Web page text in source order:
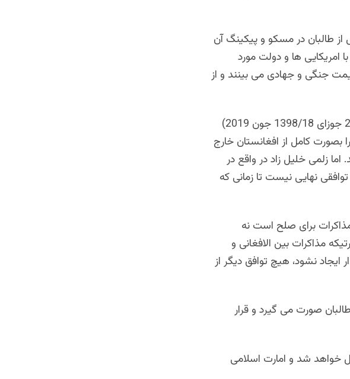
از طالبان در مسکو و پیکینگ آن
امریکایی ها و دولت مورد
جنگی و جهادی می بینند و از
سهیل شاهین سخنگوی دفتر طالبان در قطر روز گذشته(28 جوزای 1398/18 جون 2019)
بصورت کامل از افغانستان خارج
اما زلمی خلیل زاد در واقع در
نهایی نیست تا زمانی که
برای صلح است نه
مذاکرات بین الافغانی و
نشود، هیچ توافق دیگر از
صورت می گیرد و قرار
خواهد شد و امارت اسلامی